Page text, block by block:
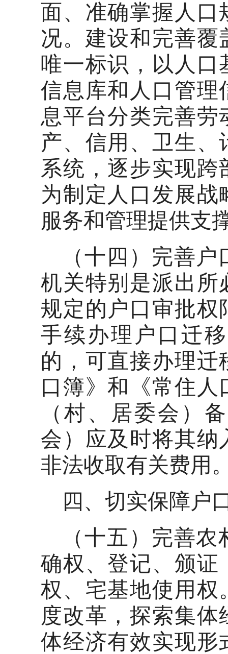
面、准确掌握人口
况。建设和完善覆
唯一标识，以人口
信息库和人口管理
息平台分类完善
产、信用、卫生
系统，逐步实现
为制定人口发展
服务和管理提供支
（十四）完善
机关特别是派出所
规定的户口审批权
手续办理户口迁
的，可直接办理
口簿》和《常住
（村、居委会）
会）应及时将其纳
非法收取有关费用
四、切实保障户
（十五）完善
确权、登记、颁证
权、宅基地使用权
度改革，探索集
体经济有效实现形